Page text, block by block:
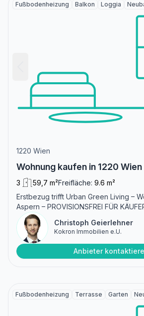
Fußbodenheizung Balkon Loggia
1220 Wien
Wohnung kaufen in 1220 Wien
3 59,7 m²Freifläche: 9.6 m²
Erstbezug trifft Urban Green Living –
Aspern – PROVISIONSFREI FÜR
Christoph Geierlehner
Kokron Immobilien e.U.
Anbieter
Fußbodenheizung Terrasse Garten